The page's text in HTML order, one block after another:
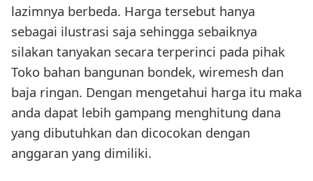
lazimnya berbeda. Harga tersebut hanya
sebagai ilustrasi saja sehingga sebaiknya
silakan tanyakan secara terperinci pada pihak
Toko bahan bangunan bondek, wiremesh dan
baja ringan. Dengan mengetahui harga itu maka
anda dapat lebih gampang menghitung dana
yang dibutuhkan dan dicocokan dengan
anggaran yang dimiliki.